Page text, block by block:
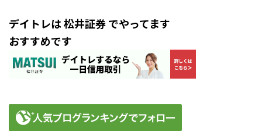
デイトレは 松井証券 でやってます
おすすめです